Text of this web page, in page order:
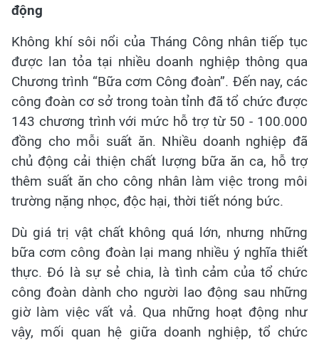
động
Không khí sôi nổi của Tháng Công nhân tiếp tục
được lan tỏa tại nhiều doanh nghiệp thông qua
Chương trình “Bữa cơm Công đoàn”. Đến nay, các
công đoàn cơ sở trong toàn tỉnh đã tổ chức được
143 chương trình với mức hỗ trợ từ 50 - 100.000
đồng cho mỗi suất ăn. Nhiều doanh nghiệp đã
chủ động cải thiện chất lượng bữa ăn ca, hỗ trợ
thêm suất ăn cho công nhân làm việc trong môi
trường nặng nhọc, độc hại, thời tiết nóng bức.
Dù giá trị vật chất không quá lớn, nhưng những
bữa cơm công đoàn lại mang nhiều ý nghĩa thiết
thực. Đó là sự sẻ chia, là tình cảm của tổ chức
công đoàn dành cho người lao động sau những
giờ làm việc vất vả. Qua những hoạt động như
vậy, mối quan hệ giữa doanh nghiệp, tổ chức